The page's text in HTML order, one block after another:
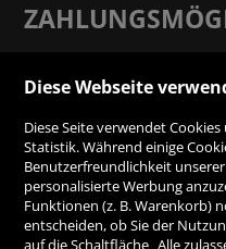
Vorauskasse
SICHER ONLINE
Diese Webseite
Diese Seite verwendet
Statistik. Während einige
Benutzerfreundlichkeit
personalisierte Werbung
Funktionen (z. B. Warenkorb)
entscheiden, ob Sie der
auf die Schaltfläche „Alle